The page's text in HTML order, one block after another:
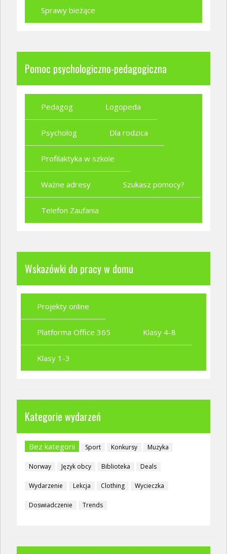
Sprawy bieżące
Pomoc psychologiczno-pedagogiczna
Pedagog Logopeda
Psycholog Dla rodzica
Profilaktyka w szkole
Ważne adresy Szukasz pomocy?
Telefon Zaufania
Wskazówki do pracy w domu
Projekty online
Platforma Office 365 Klasy 4-8
Klasy 1-3
Kategorie wydarzeń
Bez kategorii Sport Konkursy Muzyka
Norway Język obcy Biblioteka Deals
Wydarzenie Lekcja Clothing Wycieczka
Doswiadczenie Trends